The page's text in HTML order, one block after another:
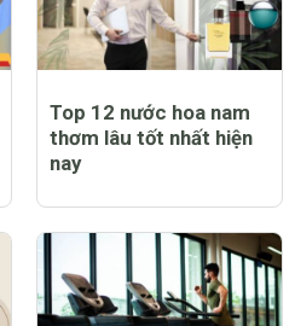
Top 12 nước hoa nam
thơm lâu tốt nhất hiện
nay